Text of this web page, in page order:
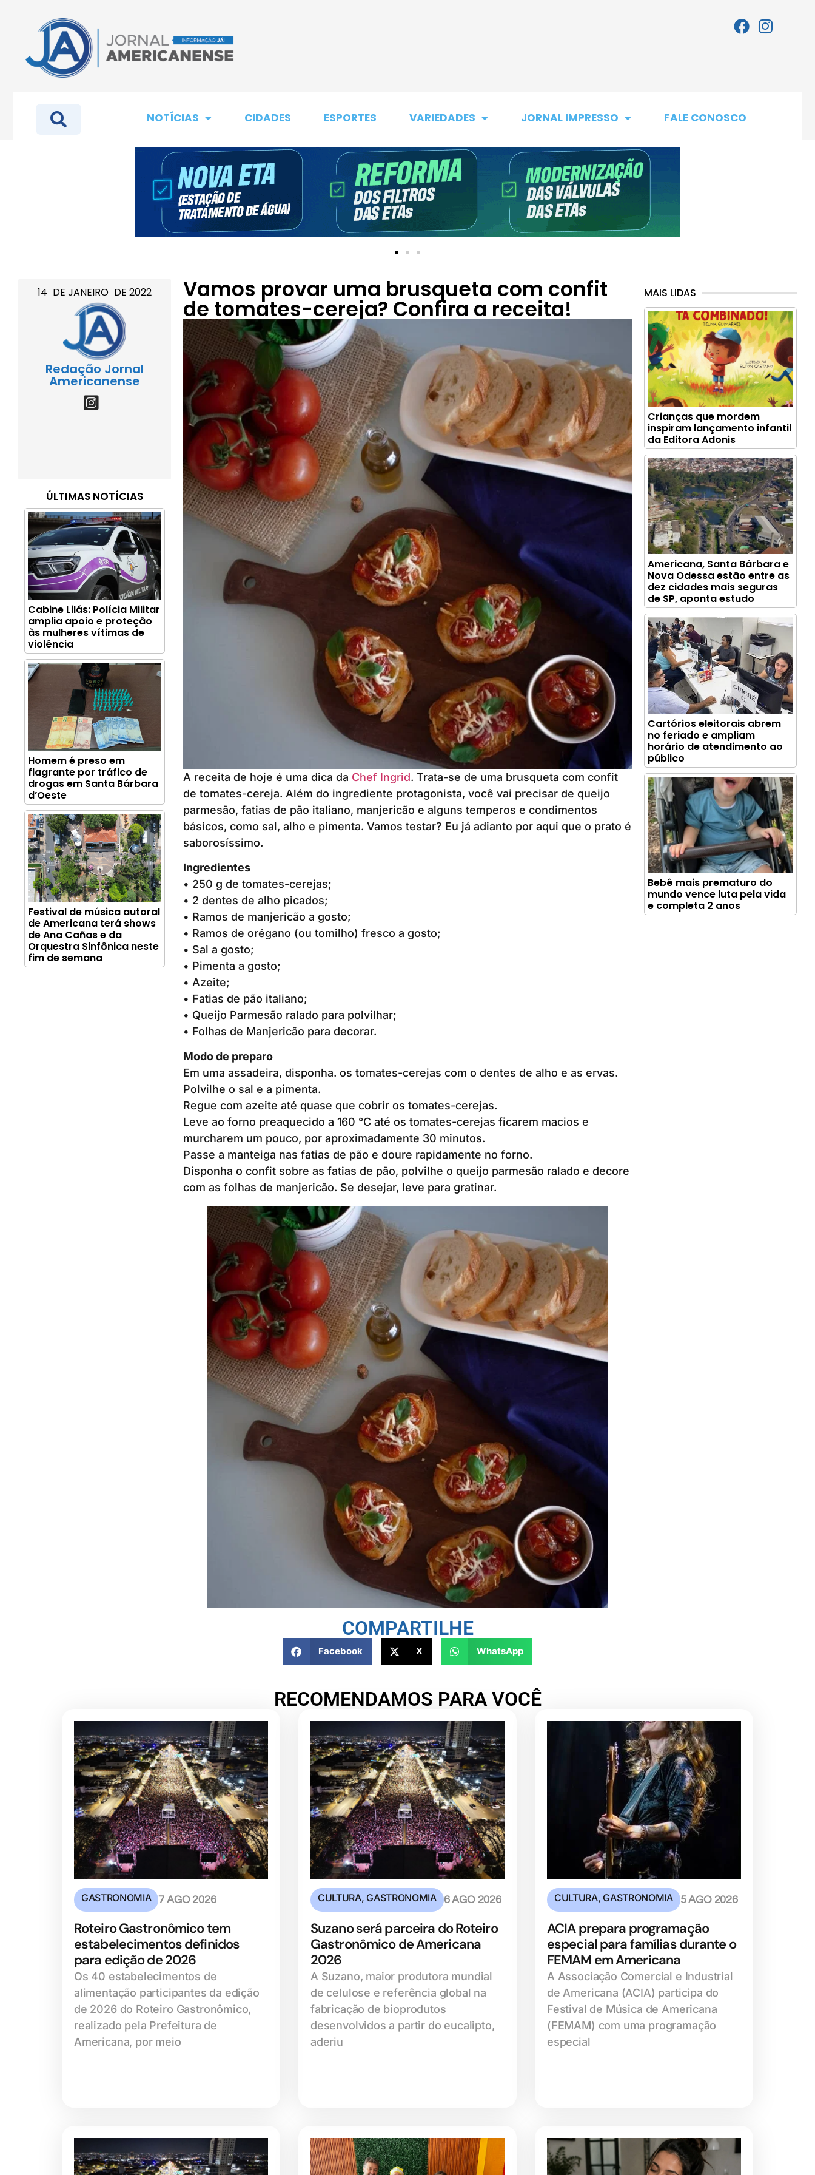
NOTÍCIAS CIDADES ESPORTES VARIEDADES JORNAL IMPRESSO FALE CONOSCO
14 DE JANEIRO DE 2022
Redação Jornal
Americanense
ÚLTIMAS NOTÍCIAS
Cabine Lilás: Polícia Militar
amplia apoio e proteção
às mulheres vítimas de
violência
Homem é preso em
flagrante por tráfico de
drogas em Santa Bárbara
d’Oeste
Festival de música autoral
de Americana terá shows
de Ana Cañas e da
Orquestra Sinfônica neste
fim de semana
Vamos provar uma brusqueta com confit
de tomates-cereja? Confira a receita!
A receita de hoje é uma dica da Chef Ingrid. Trata-se de uma brusqueta com confit
de tomates-cereja. Além do ingrediente protagonista, você vai precisar de queijo
parmesão, fatias de pão italiano, manjericão e alguns temperos e condimentos
básicos, como sal, alho e pimenta. Vamos testar? Eu já adianto por aqui que o prato é
saborosíssimo.
Ingredientes
• 250 g de tomates-cerejas;
• 2 dentes de alho picados;
• Ramos de manjericão a gosto;
• Ramos de orégano (ou tomilho) fresco a gosto;
• Sal a gosto;
• Pimenta a gosto;
• Azeite;
• Fatias de pão italiano;
• Queijo Parmesão ralado para polvilhar;
• Folhas de Manjericão para decorar.
Modo de preparo
Em uma assadeira, disponha. os tomates-cerejas com o dentes de alho e as ervas.
Polvilhe o sal e a pimenta.
Regue com azeite até quase que cobrir os tomates-cerejas.
Leve ao forno preaquecido a 160 °C até os tomates-cerejas ficarem macios e
murcharem um pouco, por aproximadamente 30 minutos.
Passe a manteiga nas fatias de pão e doure rapidamente no forno.
Disponha o confit sobre as fatias de pão, polvilhe o queijo parmesão ralado e decore
com as folhas de manjericão. Se desejar, leve para gratinar.
COMPARTILHE
Facebook X WhatsApp
MAIS LIDAS
Crianças que mordem
inspiram lançamento infantil
da Editora Adonis
Americana, Santa Bárbara e
Nova Odessa estão entre as
dez cidades mais seguras
de SP, aponta estudo
Cartórios eleitorais abrem
no feriado e ampliam
horário de atendimento ao
público
Bebê mais prematuro do
mundo vence luta pela vida
e completa 2 anos
RECOMENDAMOS PARA VOCÊ
GASTRONOMIA 7 AGO 2026
Roteiro Gastronômico tem
estabelecimentos definidos
para edição de 2026
Os 40 estabelecimentos de
alimentação participantes da edição
de 2026 do Roteiro Gastronômico,
realizado pela Prefeitura de
Americana, por meio
CULTURA, GASTRONOMIA 6 AGO 2026
Suzano será parceira do Roteiro
Gastronômico de Americana
2026
A Suzano, maior produtora mundial
de celulose e referência global na
fabricação de bioprodutos
desenvolvidos a partir do eucalipto,
aderiu
CULTURA, GASTRONOMIA 5 AGO 2026
ACIA prepara programação
especial para famílias durante o
FEMAM em Americana
A Associação Comercial e Industrial
de Americana (ACIA) participa do
Festival de Música de Americana
(FEMAM) com uma programação
especial